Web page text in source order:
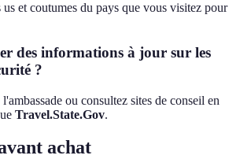
et coutumes du pays que vous visitez pour
des informations à jour sur les
?
ou consultez sites de conseil en
Travel.State.Gov.
achat